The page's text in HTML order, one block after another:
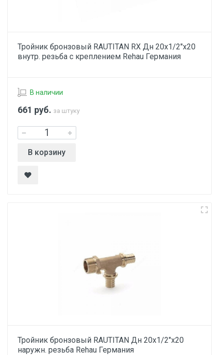
Тройник бронзовый RAUTITAN RX Дн 20х1/2"х20
внутр. резьба с креплением Rehau Германия
В наличии
661 руб. за штуку
В корзину
Тройник бронзовый RAUTITAN Дн 20х1/2"х20
наружн. резьба Rehau Германия